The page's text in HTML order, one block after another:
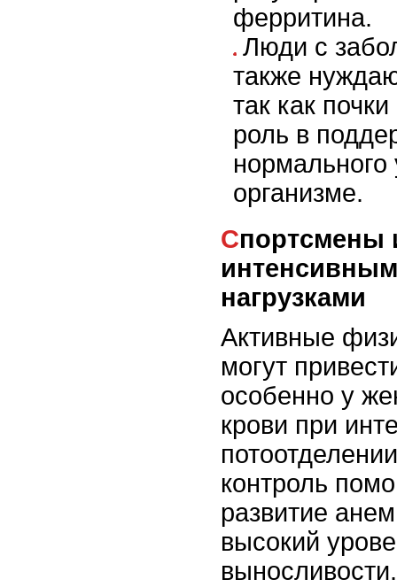
ферритина.
Люди с
также
так как
роль в
нормального
организме.
Спортсмены и люди с
нагрузками
Активные
могут
особенно у
крови при
контроль
развитие
высокий
выносливости.